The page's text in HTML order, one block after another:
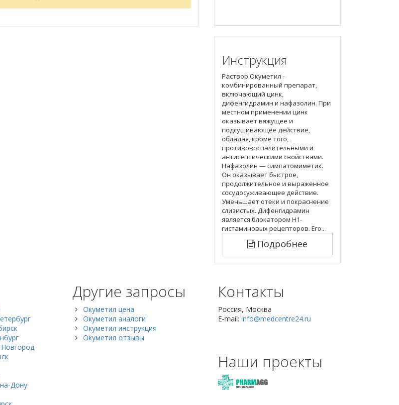
Инструкция
Раствор Окуметил -
комбинированный препарат,
включающий цинк,
дифенгидрамин и нафазолин. При
местном применении цинк
оказывает вяжущее и
подсушивающее действие,
обладая, кроме того,
противовоспалительными и
антисептическими свойствами.
Нафазолин — симпатомиметик.
Он оказывает быстрое,
продолжительное и выраженное
сосудосуживающее действие.
Уменьшает отеки и покраснение
слизистых. Дифенгидрамин
является блокатором H1-
гистаминовых рецепторов. Его...
Подробнее
Дону
Другие запросы
Окуметил цена
Окуметил аналоги
Окуметил инструкция
Окуметил отзывы
Контакты
Россия, Москва
E-mail: info@medcentre24.ru
Наши проекты